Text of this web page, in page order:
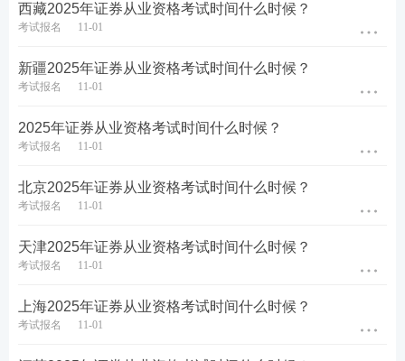
广西2025年证券从业资格证报名网站
广西证券从业人员专业能力水平评价测试报名网站：
11/cyry/kspt/ksbm/
进入网上报名平台。
点击进入>>2024年证券专业能力水平测试报名入口
西藏2025年证券从业资格考试时间什么时候？
考试报名 11-01
新疆2025年证券从业资格考试时间什么时候？
考试报名 11-01
2025年证券从业资格考试时间什么时候？
考试报名 11-01
北京2025年证券从业资格考试时间什么时候？
考试报名 11-01
天津2025年证券从业资格考试时间什么时候？
考试报名 11-01
上海2025年证券从业资格考试时间什么时候？
考试报名 11-01